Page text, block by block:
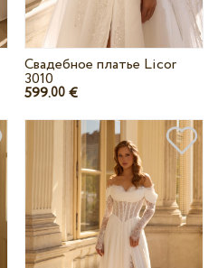
Свадебное платье Licor
3010
599.00 €